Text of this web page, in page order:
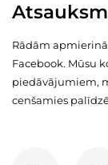
Rādām
Facebook. Mūsu
piedāvājumiem,
cenšamies